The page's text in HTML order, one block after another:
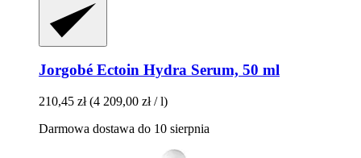
Jorgobé Ectoin Hydra Serum, 50 ml
210,45 zł (4 209,00 zł / l)
Darmowa dostawa do 10 sierpnia